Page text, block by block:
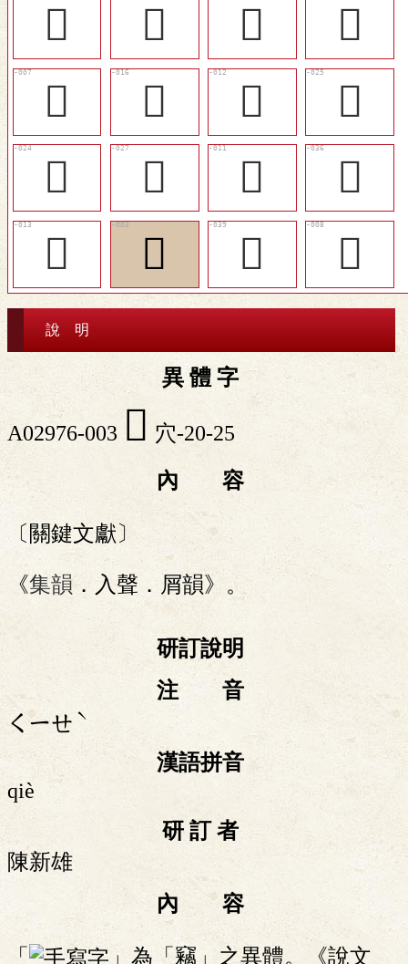
󴐈
󴐇 󴐌
󴐅
𥨵
󴏹 󴏶
󴐂
󴐁
󴐃 󴏵
󴐋
󴏷
󴏱 󴐍 𥩓
說 明
異 體 字
A02976-003 󴏱 穴-20-25
內 容
〔關鍵文獻〕
《集韻 ．入聲．屑韻》。
研訂說明
注 音
ㄑㄧㄝ ˋ
漢語拼音
qiè
研 訂 者
陳新雄
內 容
「
」為「竊」之異體。《說文